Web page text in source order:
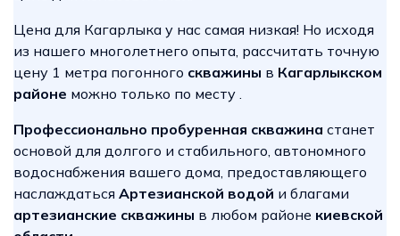
Цена для Кагарлыка у нас самая низкая! Но исходя
из нашего многолетнего опыта, рассчитать точную
цену 1 метра погонного скважины в Кагарлыкском
районе можно только по месту .
Профессионально пробуренная скважина станет
основой для долгого и стабильного, автономного
водоснабжения вашего дома, предоставляющего
наслаждаться Артезианской водой и благами
артезианские скважины в любом районе киевской